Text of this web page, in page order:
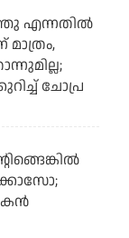
എന്നതില്‍
ചോപ്ര